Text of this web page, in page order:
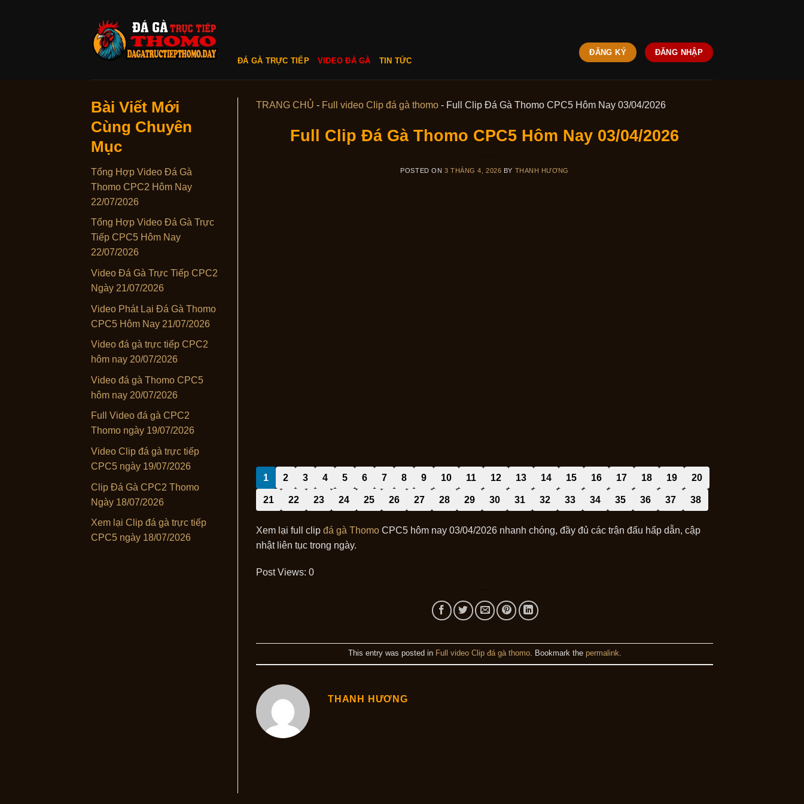
ĐÁ GÀ TRỰC TIẾP VIDEO ĐÁ GÀ TIN TỨC
ĐĂNG KÝ ĐĂNG NHẬP
Bài Viết Mới
Cùng Chuyên
Mục
Tổng Hợp Video Đá Gà
Thomo CPC2 Hôm Nay
22/07/2026
Tổng Hợp Video Đá Gà Trực
Tiếp CPC5 Hôm Nay
22/07/2026
Video Đá Gà Trực Tiếp CPC2
Ngày 21/07/2026
Video Phát Lại Đá Gà Thomo
CPC5 Hôm Nay 21/07/2026
Video đá gà trực tiếp CPC2
hôm nay 20/07/2026
Video đá gà Thomo CPC5
hôm nay 20/07/2026
Full Video đá gà CPC2
Thomo ngày 19/07/2026
Video Clip đá gà trực tiếp
CPC5 ngày 19/07/2026
Clip Đá Gà CPC2 Thomo
Ngày 18/07/2026
Xem lại Clip đá gà trực tiếp
CPC5 ngày 18/07/2026
TRANG CHỦ - Full video Clip đá gà thomo - Full Clip Đá Gà Thomo CPC5 Hôm Nay 03/04/2026
Full Clip Đá Gà Thomo CPC5 Hôm Nay 03/04/2026
POSTED ON 3 THÁNG 4, 2026 BY THANH HƯƠNG
1 2 3 4 5 6 7 8 9 10 11 12 13 14 15 16 17 18 19 20
21 22 23 24 25 26 27 28 29 30 31 32 33 34 35 36 37 38
Xem lại full clip đá gà Thomo CPC5 hôm nay 03/04/2026 nhanh chóng, đầy đủ các trận đấu hấp dẫn, cập
nhật liên tục trong ngày.
Post Views: 0
This entry was posted in Full video Clip đá gà thomo. Bookmark the permalink
THANH HƯƠNG